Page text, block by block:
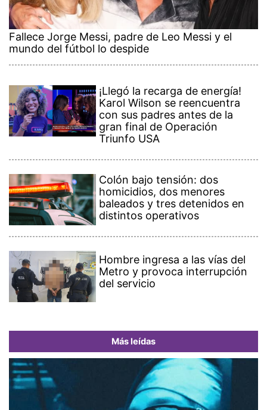
Fallece Jorge Messi, padre de Leo Messi y el
mundo del fútbol lo despide
¡Llegó la recarga de energía!
Karol Wilson se reencuentra
con sus padres antes de la
gran final de Operación
Triunfo USA
Colón bajo tensión: dos
homicidios, dos menores
baleados y tres detenidos en
distintos operativos
Hombre ingresa a las vías del
Metro y provoca interrupción
del servicio
Más leídas